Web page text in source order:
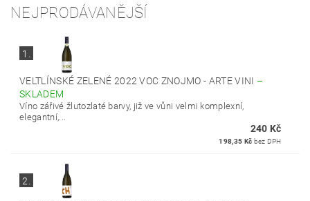
NEJPRODÁVANĚJŠÍ
1.
VELTLÍNSKÉ ZELENÉ 2022 VOC ZNOJMO - ARTE VINI –
SKLADEM
Víno zářivé žlutozlaté barvy, již ve vůni velmi komplexní,
elegantní,...
240 Kč
198,35 Kč bez DPH
2.